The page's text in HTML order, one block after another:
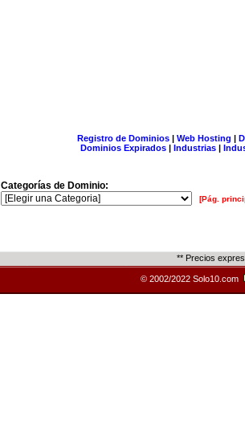
Registro de Dominios| Web Hosting |
Dominios Expirados | Industrias |
Categorías de Dominio:
[Pág.
** Precios
© 2002/2022 Solo10.com